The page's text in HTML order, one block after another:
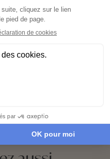
expériences
devis